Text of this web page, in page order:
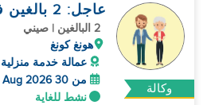
وكالة
عاجل: 2 بالغين فقط
2 البالغين | صيني
هونغ كونغ
عمالة خدمة
من 30 Aug 2026
نشط للغاية